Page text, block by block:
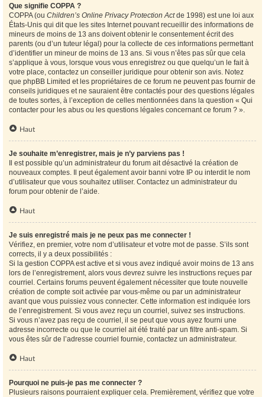
Que signifie COPPA ?
COPPA (ou Children’s Online Privacy Protection Actde 1998) est une loi aux
États-Unis qui dit que les sites Internet pouvant recueillir des informations de
mineurs de moins de 13 ans doivent obtenir le consentement écrit des
parents (ou d’un tuteur légal) pour la collecte de ces informations permettant
d’identifier un mineur de moins de 13 ans. Si vous n’êtes pas sûr que cela
s’applique à vous, lorsque vous vous enregistrez ou que quelqu’un le fait à
votre place, contactez un conseiller juridique pour obtenir son avis. Notez
que phpBB Limited et les propriétaires de ce forum ne peuvent pas fournir de
conseils juridiques et ne sauraient être contactés pour des questions légales
de toutes sortes, à l’exception de celles mentionnées dans la question « Qui
contacter pour les abus ou les questions légales concernant ce forum ? ».
Haut
Je souhaite m’enregistrer, mais je n’y parviens pas !
Il est possible qu’un administrateur du forum ait désactivé la création de
nouveaux comptes. Il peut également avoir banni votre IP ou interdit le nom
d’utilisateur que vous souhaitez utiliser. Contactez un administrateur du
forum pour obtenir de l’aide.
Haut
Je suis enregistré mais je ne peux pas me connecter !
Vérifiez, en premier, votre nom d’utilisateur et votre mot de passe. S’ils sont
corrects, il y a deux possibilités :
Si la gestion COPPA est active et si vous avez indiqué avoir moins de 13 ans
lors de l’enregistrement, alors vous devrez suivre les instructions reçues par
courriel. Certains forums peuvent également nécessiter que toute nouvelle
création de compte soit activée par vous-même ou par un administrateur
avant que vous puissiez vous connecter. Cette information est indiquée lors
de l’enregistrement. Si vous avez reçu un courriel, suivez ses instructions.
Si vous n’avez pas reçu de courriel, il se peut que vous ayez fourni une
adresse incorrecte ou que le courriel ait été traité par un filtre anti-spam. Si
vous êtes sûr de l’adresse courriel fournie, contactez un administrateur.
Haut
Pourquoi ne puis-je pas me connecter ?
Plusieurs raisons pourraient expliquer cela. Premièrement, vérifiez que votre